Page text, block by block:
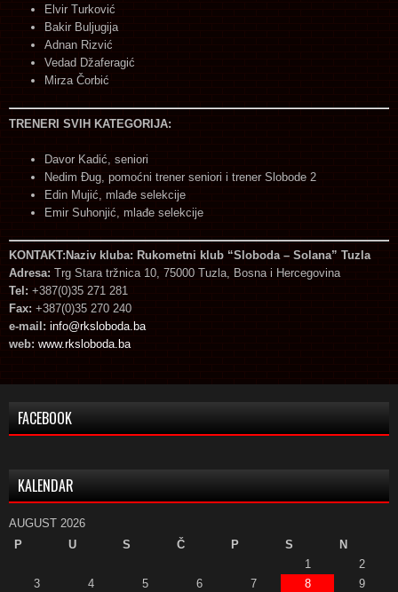
Elvir Turković
Bakir Buljugija
Adnan Rizvić
Vedad Džaferagić
Mirza Čorbić
TRENERI SVIH KATEGORIJA:
Davor Kadić, seniori
Nedim Đug, pomoćni trener seniori i trener Slobode 2
Edin Mujić, mlađe selekcije
Emir Suhonjić, mlađe selekcije
KONTAKT:Naziv kluba: Rukometni klub “Sloboda – Solana” Tuzla
Adresa: Trg Stara tržnica 10, 75000 Tuzla, Bosna i Hercegovina
Tel: +387(0)35 271 281
Fax: +387(0)35 270 240
e-mail: info@rksloboda.ba
web: www.rksloboda.ba
FACEBOOK
KALENDAR
AUGUST 2026
P
U S Č P S
N
1
2
3
4 5 6 7 8
9